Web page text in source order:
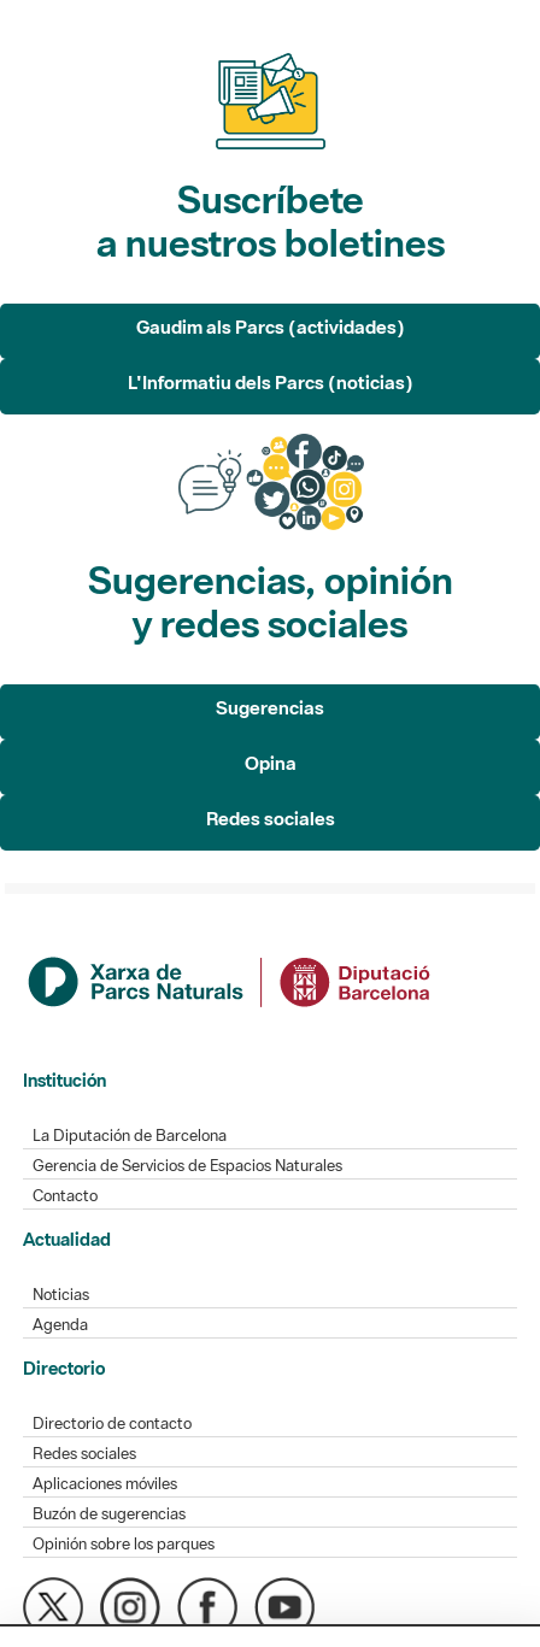
Suscríbete
a nuestros boletines
Gaudim als Parcs (actividades)
L'Informatiu dels Parcs (noticias)
Sugerencias, opinión
y redes sociales
Sugerencias
Opina
Redes sociales
Institución
La Diputación de Barcelona
Gerencia de Servicios de Espacios Naturales
Contacto
Actualidad
Noticias
Agenda
Directorio
Directorio de contacto
Redes sociales
Aplicaciones móviles
Buzón de sugerencias
Opinión sobre los parques